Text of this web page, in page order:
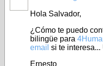
Hola Salvador,
¿Cómo te puedo
bilingüe para
email si te
Ernesto